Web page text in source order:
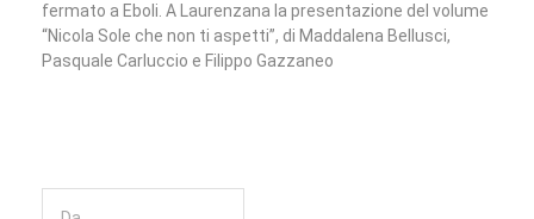
fermato a Eboli. A Laurenzana la presentazione del volume
“Nicola Sole che non ti aspetti”, di Maddalena Bellusci,
Pasquale Carluccio e Filippo Gazzaneo